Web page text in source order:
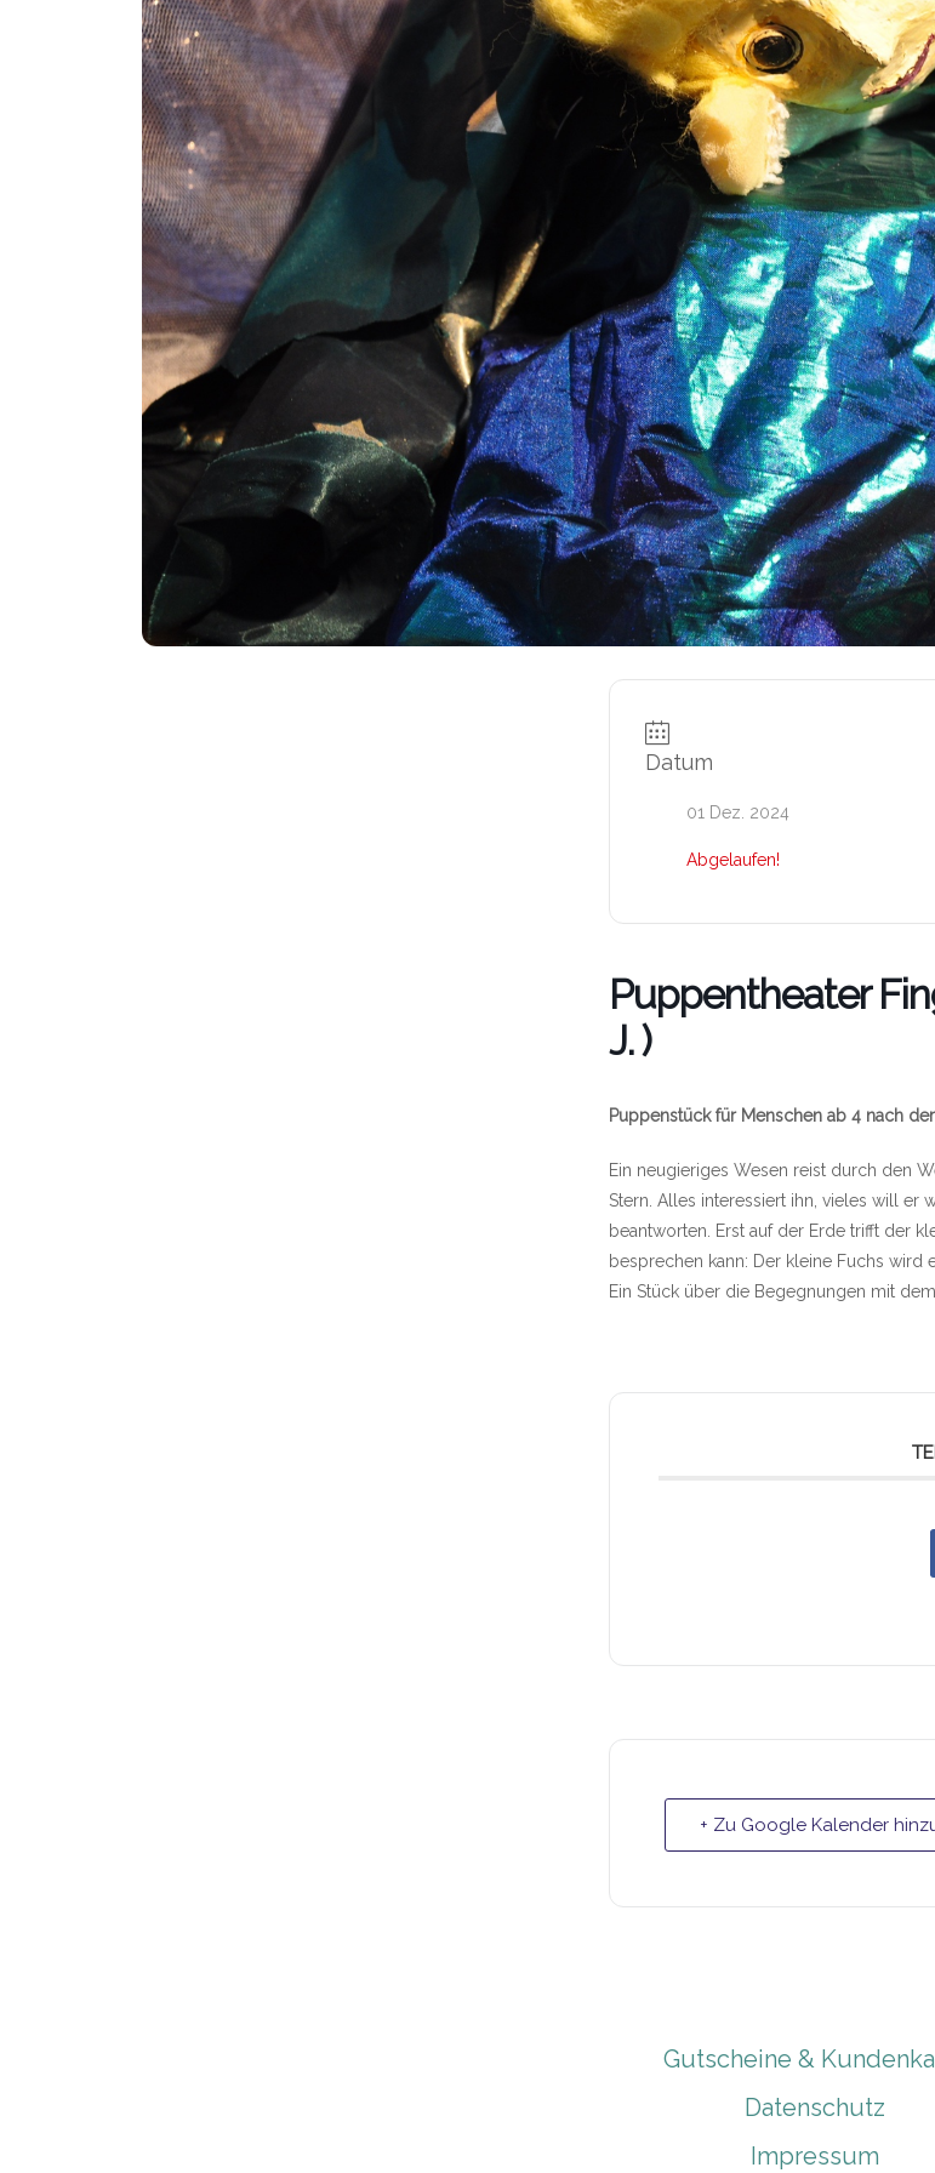
Datum
01 Dez. 2024
Abgelaufen!
Puppentheater
J. )
Puppenstück für Menschen ab 4 nach
Ein neugieriges Wesen reist durch den
Stern. Alles interessiert ihn, vieles will er
beantworten. Erst auf der Erde trifft der
besprechen kann: Der kleine Fuchs wird
Ein Stück über die Begegnungen mit
+ Zu Google Kalender
Gutscheine &
Datenschutz
Impressum